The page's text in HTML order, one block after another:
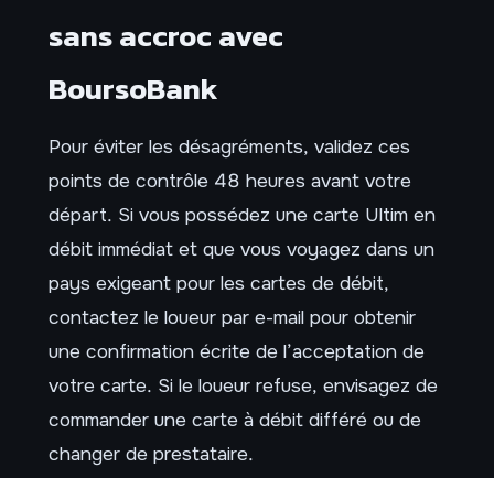
sans accroc avec
BoursoBank
Pour éviter les désagréments, validez ces
points de contrôle 48 heures avant votre
départ. Si vous possédez une carte Ultim en
débit immédiat et que vous voyagez dans un
pays exigeant pour les cartes de débit,
contactez le loueur par e-mail pour obtenir
une confirmation écrite de l’acceptation de
votre carte. Si le loueur refuse, envisagez de
commander une carte à débit différé ou de
changer de prestataire.